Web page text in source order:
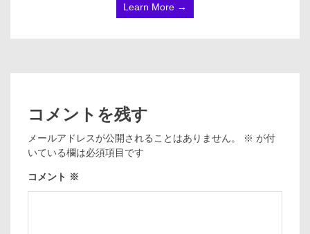
Learn More →
コメントを残す
メールアドレスが公開されることはありません。 ※ が付
いている欄は必須項目です
コメント ※